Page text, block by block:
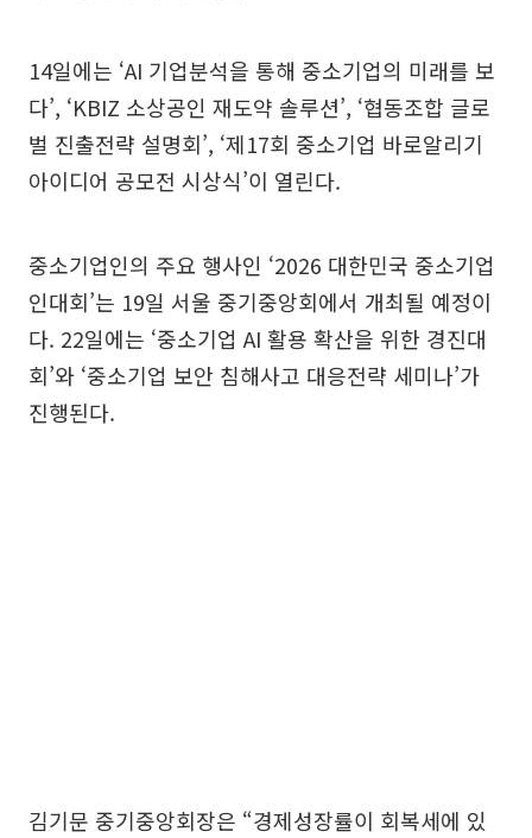
14일에는 ‘AI 기업분석을 통해 중소기업의 미래를 보
다’, ‘KBIZ 소상공인 재도약 솔루션’, ‘협동조합 글로
벌 진출전략 설명회’, ‘제17회 중소기업 바로알리기
아이디어 공모전 시상식’이 열린다.
중소기업인의 주요 행사인 ‘2026 대한민국 중소기업
인대회’는 19일 서울 중기중앙회에서 개최될 예정이
다. 22일에는 ‘중소기업 AI 활용 확산을 위한 경진대
회’와 ‘중소기업 보안 침해사고 대응전략 세미나’가
진행된다.
김기문 중기중앙회장은 “경제성장률이 회복세에 있